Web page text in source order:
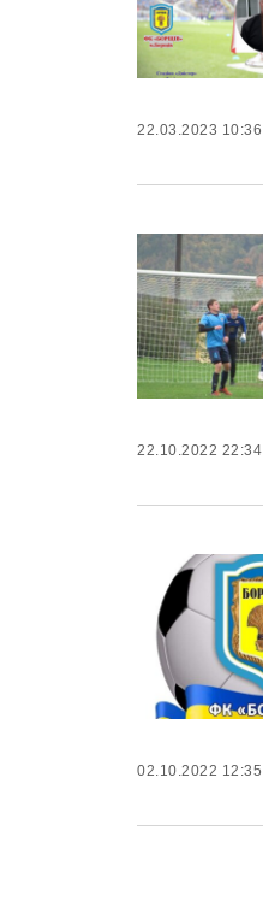
22.03.2023 10:36
22.10.2022 22:34
02.10.2022 12:35